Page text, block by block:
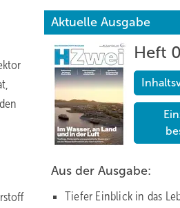
Aktuelle Ausgabe
Heft
Aus der Ausgabe:
Tiefer Einblick in das